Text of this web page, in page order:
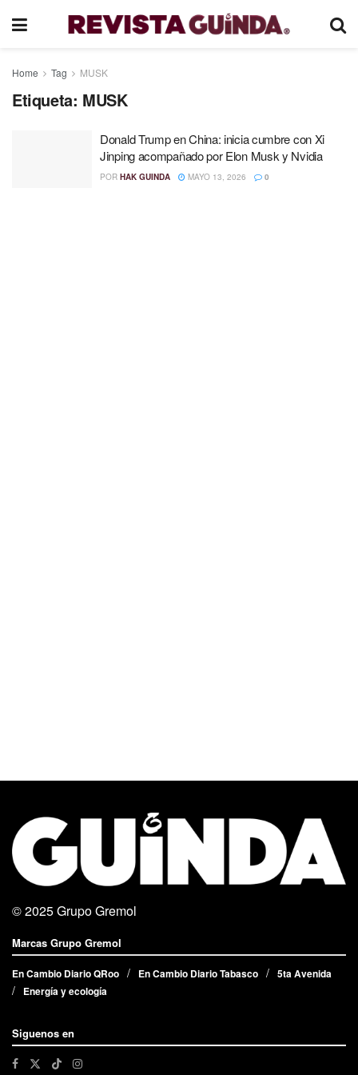
Home Tag MUSK
Etiqueta: MUSK
Donald Trump en China: inicia cumbre con Xi
Jinping acompañado por Elon Musk y Nvidia
POR HAK GUINDA MAYO 13, 2026 0
© 2025Grupo Gremol
Marcas Grupo Gremol
En Cambio Diario QRoo En Cambio Diario Tabasco
5ta Avenida
Energía y ecología
Siguenos en